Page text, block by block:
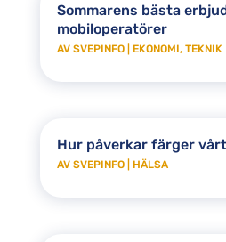
Sommarens bästa
mobiloperatörer
AV SVEPINFO| EKONOMI, TEKNIK
Hur påverkar färger
AV SVEPINFO| HÄLSA